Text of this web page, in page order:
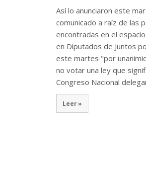
Así lo anunciaron este
comunicado a raíz de las
encontradas en el
en Diputados de Juntos
este martes "por
no votar una ley que
Congreso Nacional
Leer »